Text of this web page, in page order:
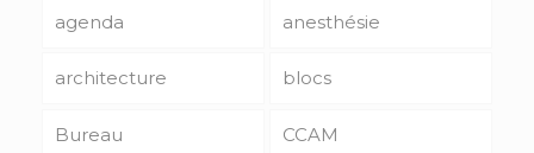
agenda anesthésie
architecture blocs
Bureau CCAM